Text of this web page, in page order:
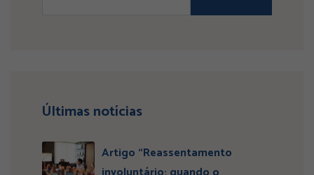
Últimas notícias
Artigo “Reassentamento